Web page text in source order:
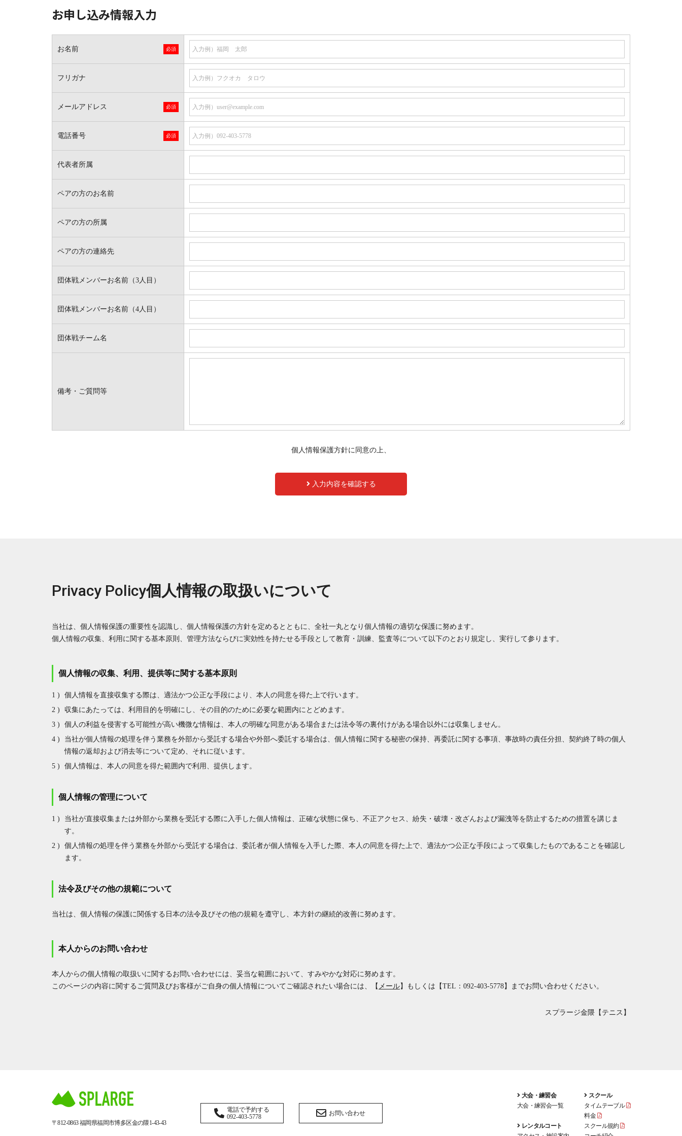
お申し込み情報入力
お名前
フリガナ
メールアドレス
電話番号
代表者所属
ペアの方のお名前
ペアの方の所属
ペアの方の連絡先
団体戦メンバーお名前（3人目）
団体戦メンバーお名前（4人目）
団体戦チーム名
備考・ご質問等
個人情報保護方針に同意の上、
入力内容を確認する
Privacy Policy個人情報の取扱いについて
当社は、個人情報保護の重要性を認識し、個人情報保護の方針を定めるとともに、全社一丸となり個人情報の適切な保護に努めます。
個人情報の収集、利用に関する基本原則、管理方法ならびに実効性を持たせる手段として教育・訓練、監査等について以下のとおり規定し、実行して参ります。
個人情報の収集、利用、提供等に関する基本原則
個人情報を直接収集する際は、適法かつ公正な手段により、本人の同意を得た上で行います。
収集にあたっては、利用目的を明確にし、その目的のために必要な範囲内にとどめます。
個人の利益を侵害する可能性が高い機微な情報は、本人の明確な同意がある場合または法令等の裏付けがある場合以外には収集しません。
当社が個人情報の処理を伴う業務を外部から受託する場合や外部へ委託する場合は、個人情報に関する秘密の保持、再委託に関する事項、事故時の責任分担、契約終了時の個人
情報の返却および消去等について定め、それに従います。
個人情報は、本人の同意を得た範囲内で利用、提供します。
個人情報の管理について
当社が直接収集または外部から業務を受託する際に入手した個人情報は、正確な状態に保ち、不正アクセス、紛失・破壊・改ざんおよび漏洩等を防止するための措置を講じま
す。
個人情報の処理を伴う業務を外部から受託する場合は、委託者が個人情報を入手した際、本人の同意を得た上で、適法かつ公正な手段によって収集したものであることを確認し
ます。
法令及びその他の規範について
当社は、個人情報の保護に関係する日本の法令及びその他の規範を遵守し、本方針の継続的改善に努めます。
本人からのお問い合わせ
本人からの個人情報の取扱いに関するお問い合わせには、妥当な範囲において、すみやかな対応に努めます。
このページの内容に関するご質問及びお客様がご自身の個人情報についてご確認されたい場合には、【 メール】もしくは【TEL：092-403-5778】までお問い合わせください。
スプラージ金隈【テニス】
〒812-0863福岡県福岡市博多区金の隈1-43-43
電話で予約する
092-403-5778
お問い合わせ
大会・練習会
大会・練習会一覧
レンタルコート
スクール
タイムテーブル
料金
スクール規約